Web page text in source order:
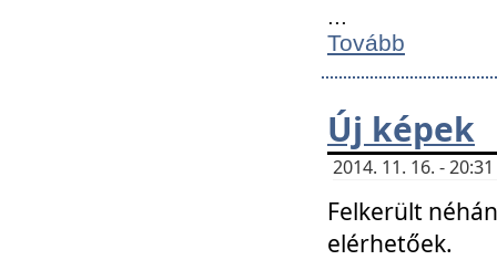
...
Tovább
Új képek
2014. 11. 16. -
Felkerült
elérhetőek.